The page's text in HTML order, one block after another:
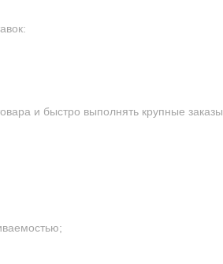
и быстро выполнять крупные заказы.